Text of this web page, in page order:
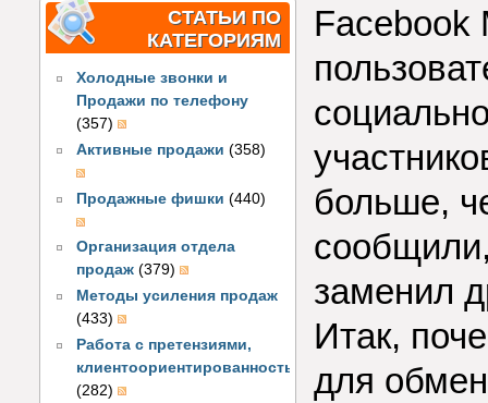
СТАТЬИ ПО
КАТЕГОРИЯМ
Холодные звонки и
Продажи по телефону
(357)
Активные продажи (358)
Продажные фишки (440)
Организация отдела
продаж (379)
Методы усиления продаж
(433)
Работа с претензиями,
клиентоориентированность
(282)
Facebook
больше,
заменил
Итак,
для